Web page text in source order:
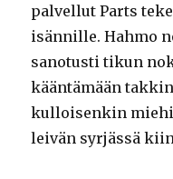
palvellut Parts
isännille. Hahmo
sanotusti tikun
kääntämään
kulloisenkin
leivän syrjässä